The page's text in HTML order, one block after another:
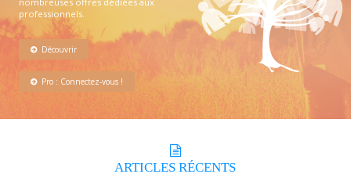
professionnels.
Découvrir
Pro : Connectez-vous !
ARTICLES RÉCENTS